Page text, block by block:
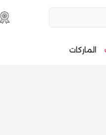
الماركات